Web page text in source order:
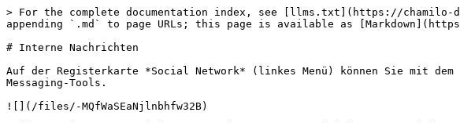
> For the complete documentation index, see [llms.txt](https://chamilo-
appending `.md` to page URLs; this page is available as
# Interne Nachrichten
Auf der Registerkarte *Social Network* (linkes Menü) können Sie mit dem
Messaging-Tools.
![](/files/-MQfWaSEaNjlnbhfw32B)